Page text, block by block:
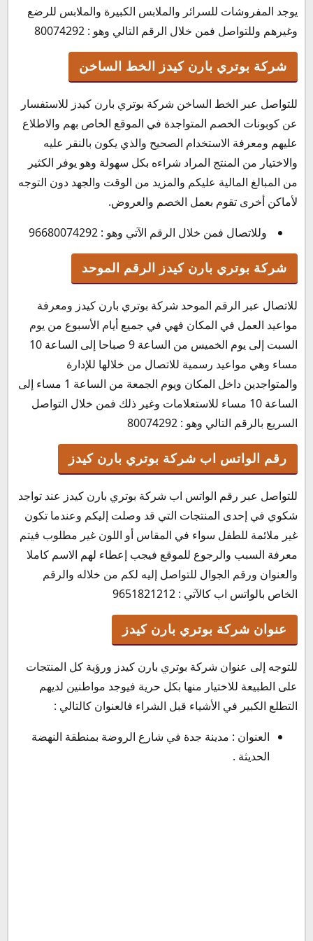
يوجد المفروشات للسرائر والملابس الكبيرة والملابس للرضع
وغيرهم وللتواصل فمن خلال الرقم التالي وهو : 80074292
شركة بوتري بارن كيدز الخط الساخن
للتواصل عبر الخط الساخن شركة بوتري بارن كيدز للاستفسار
عن كوبونات الخصم المتواجدة في الموقع الخاص بهم والاطلاع
عليهم ومعرفة الاستخدام الصحيح والذي يكون بالنقر عليه
والاختيار من المنتج المراد شراءه بكل سهولة وهو يوفر الكثير
من المبالغ المالية عليكم والمزيد من الوقت والجهد دون التوجه
لأماكن أخرى تقوم بعمل الخصم والعروض.
وللاتصال فمن خلال الرقم الآتي وهو : 96680074292
شركة بوتري بارن كيدز الرقم الموحد
للاتصال عبر الرقم الموحد شركة بوتري بارن كيدز ومعرفة
مواعيد العمل في المكان فهي في جميع أيام الأسبوع من يوم
السبت إلى يوم الخميس من الساعة 9 صباحا إلى الساعة 10
مساء وهي مواعيد رسمية للاتصال من خلالها للإدارة
والمتواجدين داخل المكان ويوم الجمعة من الساعة 1 مساء إلى
الساعة 10 مساء للاستعلامات وغير ذلك فمن خلال التواصل
السريع بالرقم التالي وهو : 80074292
رقم الواتس اب شركة بوتري بارن كيدز
للتواصل عبر رقم الواتس اب شركة بوتري بارن كيدز عند تواجد
شكوي في إحدى المنتجات التي قد وصلت إليكم وعندما تكون
غير ملائمة للطفل سواء في المقاس أو اللون غير مطلوب فيتم
معرفة السبب والرجوع للموقع فيجب إعطاء لهم الاسم كاملا
والعنوان ورقم الجوال للتواصل إليه لكم من خلاله والرقم
الخاص بالواتس اب كالآتي : 9651821212
عنوان شركة بوتري بارن كيدز
للتوجه إلى عنوان شركة بوتري بارن كيدز ورؤية كل المنتجات
على الطبيعة للاختيار منها بكل حرية فيوجد مواطنين لديهم
التطلع الكبير في الأشياء قبل الشراء فالعنوان كالتالي :
العنوان : مدينة جدة في شارع الروضة بمنطقة النهضة
الحديثة .